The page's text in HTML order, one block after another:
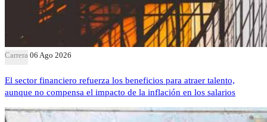
Carrera 06 Ago 2026
El sector financiero refuerza los beneficios para atraer talento,
aunque no compensa el impacto de la inflación en los salarios